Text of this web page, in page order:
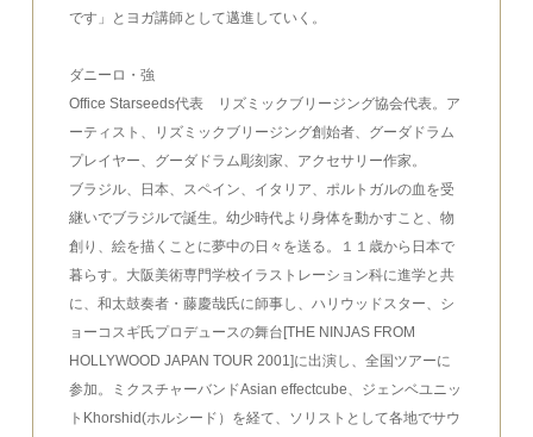
です」とヨガ講師として邁進していく。
ダニーロ・強
Office Starseeds代表 リズミックブリージング協会代表。​ア
ーティスト、リズミックブリージング創始者、グーダドラム
プレイヤー、グーダドラム彫刻家、アクセサリー作家。
ブラジル、日本、スペイン、イタリア、ポルトガルの血を受
継いでブラジルで誕生。幼少時代より身体を動かすこと、物
創り、絵を描くことに夢中の日々を送る。１１歳から日本で
暮らす。大阪美術専門学校イラストレーション科に進学と共
に、和太鼓奏者・藤慶哉氏に師事し、ハリウッドスター、シ
ョーコスギ氏プロデュースの舞台[THE NINJAS FROM
HOLLYWOOD JAPAN TOUR 2001]に出演し、全国ツアーに
参加。ミクスチャーバンドAsian effectcube、ジェンベユニッ
トKhorshid(ホルシード）を経て、ソリストとして各地でサウ